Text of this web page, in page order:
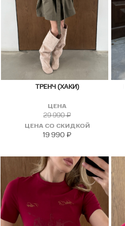
ТРЕНЧ (ХАКИ)
ЦЕНА
29 990₽
ЦЕНА СО СКИДКОЙ
19 990 ₽